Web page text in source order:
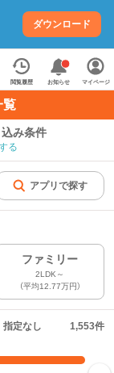
ダウンロード
閲覧履歴 お知らせ マイページ
覧
み条件
る
アプリで探す
ファミリー
2LDK～
（平均12.77万円）
指定なし 1,553件